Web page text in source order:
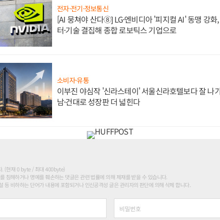
전자·전기·정보통신
[AI 뭉쳐야 산다⑧] LG·엔비디아 '피지컬 AI' 동맹 강화
터·기술 결집해 종합 로보틱스 기업으로
소비자·유통
이부진 야심작 '신라스테이' 서울신라호텔보다 잘 나
남·건대로 성장판 더 넓힌다
. (현재 0 byte / 최대 400byte)
침해하거나 명예를 훼손하는 댓글은 관련 법률에 의해 제재를 받을 수 있습니다.
등 비하하는 단어가 내용에 포함되거나 인신공격성 글은 관리자의 판단에 의해 삭제 합니다.